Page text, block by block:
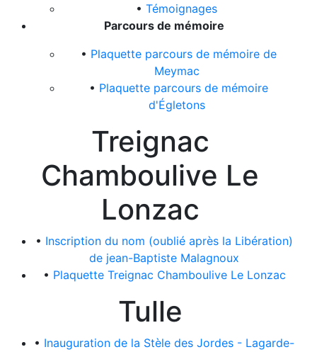
• Témoignages
Parcours de mémoire
• Plaquette parcours de mémoire de
Meymac
• Plaquette parcours de mémoire
d'Égletons
Treignac
Chamboulive Le
Lonzac
• Inscription du nom (oublié après la Libération)
de jean-Baptiste Malagnoux
• Plaquette Treignac Chamboulive Le Lonzac
Tulle
• Inauguration de la Stèle des Jordes - Lagarde-